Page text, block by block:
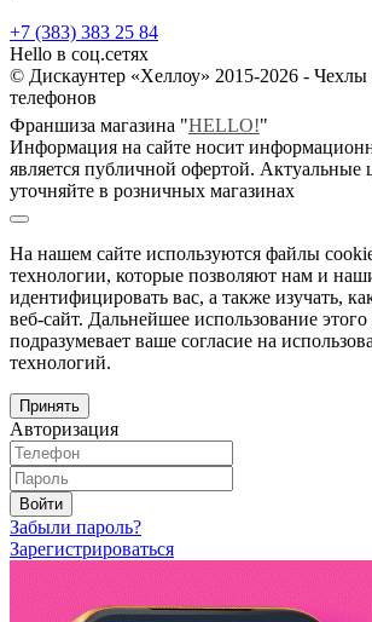
+7 (383) 383 25 84
Hello в соц.сетях
© Дискаунтер «Хеллоу» 2015-2026 - Чехлы
телефонов
Франшиза магазина "HELLO!"
Информация на сайте носит
является публичной офертой. Актуальные
уточняйте в розничных магазинах
На нашем сайте используются файлы
технологии, которые позволяют нам и
идентифицировать вас, а также изучать,
веб-сайт. Дальнейшее использование этого
подразумевает ваше согласие на
технологий.
Принять
Авторизация
Войти
Забыли пароль?
Зарегистрироваться